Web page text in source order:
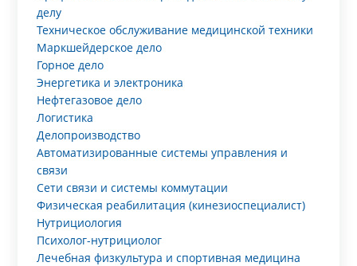
делу
Техническое обслуживание медицинской техники
Маркшейдерское дело
Горное дело
Энергетика и электроника
Нефтегазовое дело
Логистика
Делопроизводство
Автоматизированные системы управления и
связи
Сети связи и системы коммутации
Физическая реабилитация (кинезиоспециалист)
Нутрициология
Психолог-нутрициолог
Лечебная физкультура и спортивная медицина